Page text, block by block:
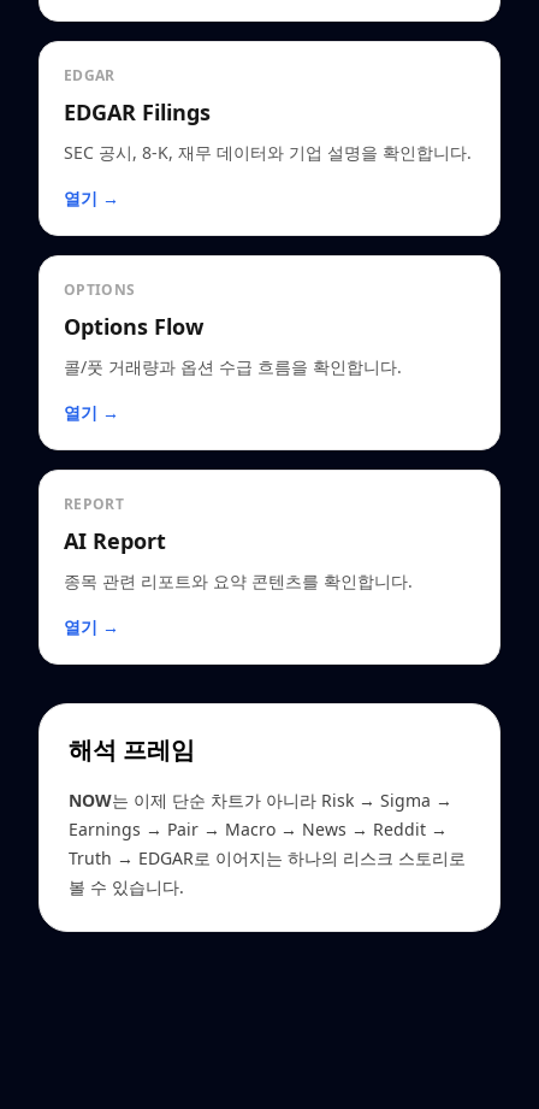
EDGAR
EDGAR Filings
SEC 공시, 8-K, 재무 데이터와 기업 설명을 확인합니다.
열기 →
OPTIONS
Options Flow
콜/풋 거래량과 옵션 수급 흐름을 확인합니다.
열기 →
REPORT
AI Report
종목 관련 리포트와 요약 콘텐츠를 확인합니다.
열기 →
해석 프레임
NOW는 이제 단순 차트가 아니라 Risk → Sigma →
Earnings → Pair → Macro → News → Reddit →
Truth → EDGAR로 이어지는 하나의 리스크 스토리로
볼 수 있습니다.